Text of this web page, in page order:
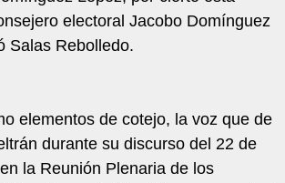
electoral Jacobo Domínguez
Salas Rebolledo.
elementos de cotejo, la voz que de
durante su discurso del 22 de
la Reunión Plenaria de los